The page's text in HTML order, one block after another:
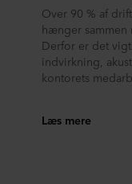
Over 90 % af
hænger sammen
Derfor er det
indvirkning,
kontorets
Læs mere